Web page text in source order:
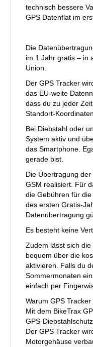
technisch bessere
GPS Datenflat im
Die
im 1.Jahr gratis – in
Union.
Der GPS Tracker
das EU-weite
dass du zu jeder
Standort-
Bei Diebstahl oder
System aktiv und
das Smartphone.
gerade bist.
Die Übertragung
GSM realisiert. Für
die Gebühren für
des ersten Gratis-
Datenübertragung
Es besteht keine
Zudem lässt sich
bequem über die
aktivieren. Falls du
Sommermonaten
einfach per
Warum GPS
Mit dem BikeTrax
GPS-
Der GPS Tracker
Motorgehäuse